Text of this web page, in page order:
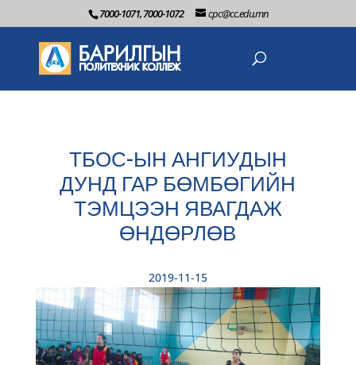
7000-1071, 7000-1072 cpc@cc.edu.mn
ТБОС-ЫН АНГИУДЫН
ДУНД ГАР БӨМБӨГИЙН
ТЭМЦЭЭН ЯВАГДАЖ
ӨНДӨРЛӨВ
2019-11-15